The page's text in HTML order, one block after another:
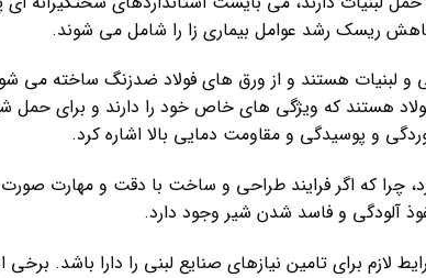
کاهش ریسک رشد عوامل بیماری زا را شامل می شوند.
فولاد هستند که ویژگی های خاص خود را دارند و برای حمل
و پوسیدگی و مقاومت دمایی بالا اشاره کرد.
که اگر فرایند طراحی و ساخت با دقت و مهارت صورت
آلودگی و فاسد شدن شیر وجود دارد.
لازم برای تامین نیازهای صنایع لبنی را دارا باشد. برخی